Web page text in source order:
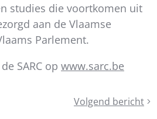
studies die voortkomen uit
aan de Vlaamse
Parlement.
SARC op www.sarc.be
Volgend bericht
Masterclass